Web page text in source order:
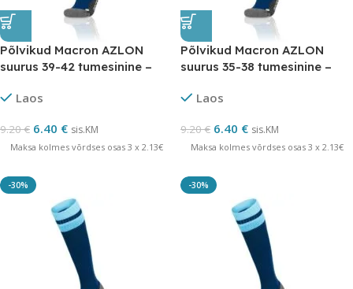
Põlvikud Macron AZLON
suurus 39-42 tumesinine –
Laos
9.20€ 6.40 € sis.KM
Maksa kolmes võrdses osas 3 x 2.13€
Põlvikud Macron AZLON
suurus 35-38 tumesinine –
Laos
9.20€ 6.40 € sis.KM
Maksa kolmes võrdses osas 3 x 2.13€
-30% -30%